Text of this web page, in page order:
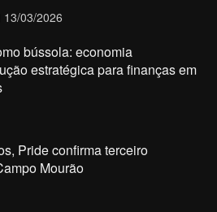
13/03/2026
bússola: economia
estratégica para finanças em
Pride confirma terceiro
Mourão